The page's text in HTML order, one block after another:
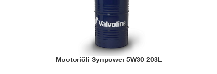
Mootoriõli Synpower 5W30 208L